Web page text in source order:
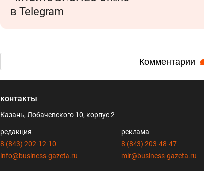
в Telegram
Комментарии
контакты
Казань, Лобачевского 10, корпус 2
редакция
8 (843) 202-12-10
info@business-gazeta.ru
реклама
8 (843) 203-48-47
mir@business-gazeta.ru